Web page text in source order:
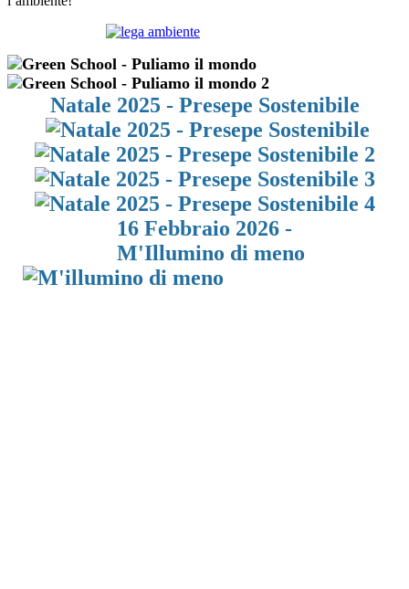
Natale 2025 - Presepe Sostenibile
16 Febbraio 2026 -
M'Illumino di meno